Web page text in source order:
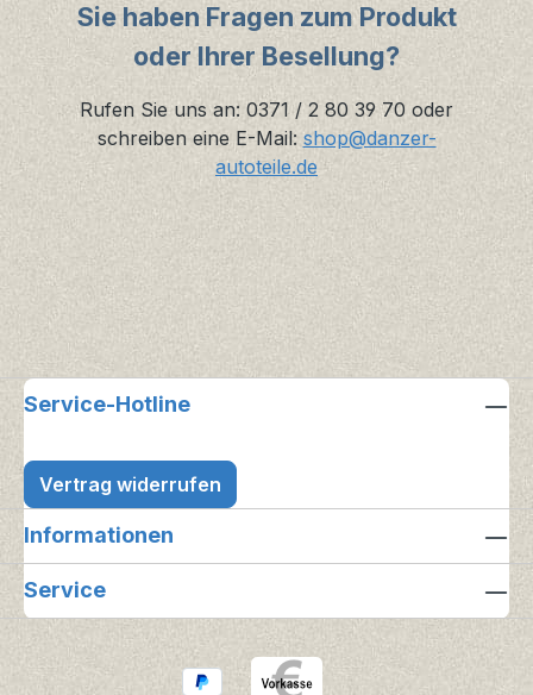
Sie haben Fragen zum Produkt
oder Ihrer Besellung?
Rufen Sie uns an: 0371 / 2 80 39 70 oder
schreiben eine E-Mail: shop@danzer-
autoteile.de
Service-Hotline
Vertrag widerrufen
Informationen
Service